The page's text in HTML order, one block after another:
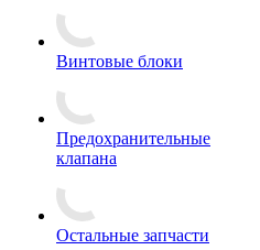
Винтовые блоки
Предохранительные
клапана
Остальные запчасти